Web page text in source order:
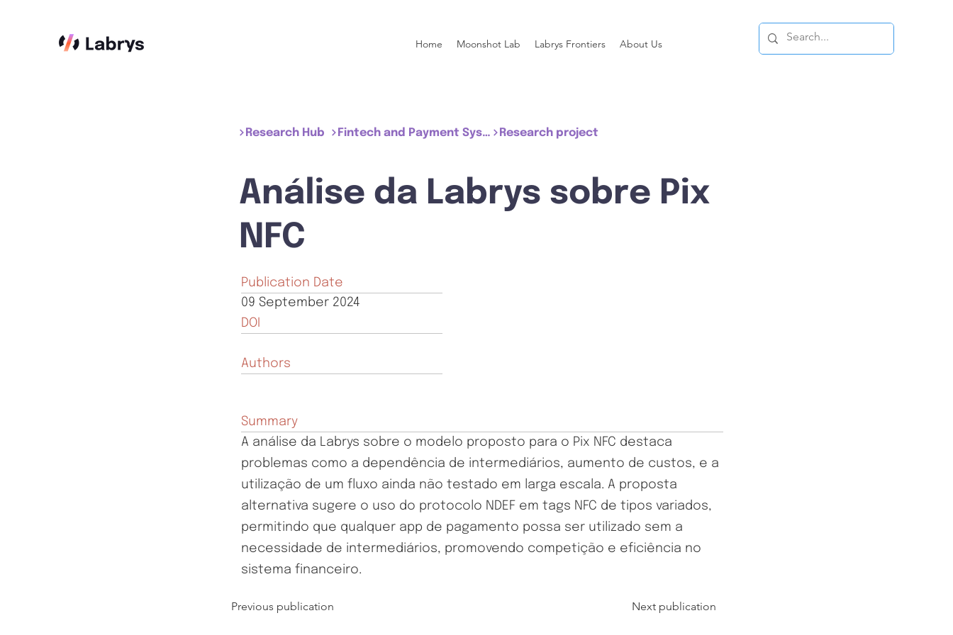
Home Moonshot Lab Labrys Frontiers About Us
Research Hub Fintech and Payment System Research project
Análise da Labrys sobre Pix
NFC
Publication Date
09 September 2024
DOI
Authors
Summary
A análise da Labrys sobre o modelo proposto para o Pix NFC destaca
problemas como a dependência de intermediários, aumento de custos, e a
utilização de um fluxo ainda não testado em larga escala. A proposta
alternativa sugere o uso do protocolo NDEF em tags NFC de tipos variados,
permitindo que qualquer app de pagamento possa ser utilizado sem a
necessidade de intermediários, promovendo competição e eficiência no
sistema financeiro.
Previous publication Next publication